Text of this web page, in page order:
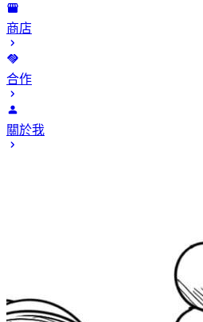
商店
合作
關於我